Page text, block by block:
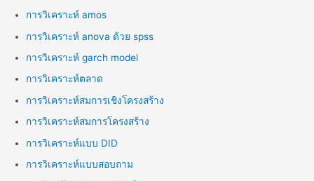
การวิเคราะห์ amos
การวิเคราะห์ anova ด้วย spss
การวิเคราะห์ garch model
การวิเคราะห์ตลาด
การวิเคราะห์สมการเชิงโครงสร้าง
การวิเคราะห์สมการโครงสร้าง
การวิเคราะห์แบบ DID
การวิเคราะห์แบบสอบถาม